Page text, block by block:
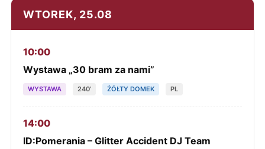
WTOREK, 25.08
10:00
Wystawa „30 bram za nami”
WYSTAWA 240’ ŻÓŁTY DOMEK PL
14:00
ID:Pomerania – Glitter Accident DJ Team